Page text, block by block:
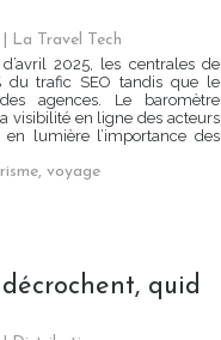
La Travel Tech
2025, les centrales de
du trafic SEO tandis que le
agences. Le baromètre
visibilité en ligne des acteurs
lumière l’importance des
, voyage
quid